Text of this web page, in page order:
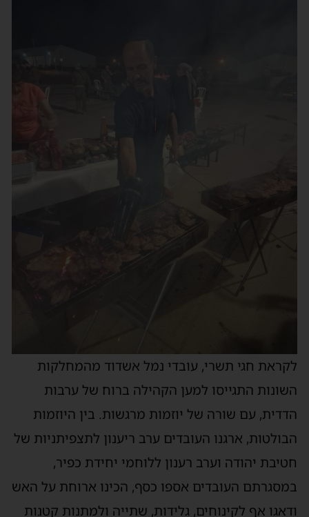
לקראת חגי תשרי, עובדי נמל אשדוד מהמחלקות
השונות התגייסו למען הקהילה ברוח של ערבות
הדדית, עם שורה של יוזמות מרגשות. בין היוזמות
הבולטות, ארגנו העובדים ערב ריענון לתצפיתניות של
חטיבת יהודה וערב רענון ללוחמי יחידת כפיר,
במסגרתם העובדים אספו כסף, הכינו ארוחת על האש
ודאגו אף לקינוחים, גלידות, שתייה ולמתנות קטנות